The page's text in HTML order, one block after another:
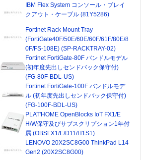
IBM Flex System コンソール・ブレイ
クアウト・ケーブル (81Y5286)
Fortinet Rack Mount Tray
(FortiGate40F/50E/60E/60F/61F/80E/8
0F/FS-108E) (SP-RACKTRAY-02)
Fortinet FortiGate-80F バンドルモデル
(初年度先出しセンドバック保守付)
(FG-80F-BDL-US)
Fortinet FortiGate-100F バンドルモデ
ル (初年度先出しセンドバック保守付)
(FG-100F-BDL-US)
PLAT'HOME OpenBlocks IoT FX1/E
H/W保守及びサブスクリプション1年付
属 (OBSFX1/E/D11/H1S1)
LENOVO 20X2SC8G00 ThinkPad L14
Gen2 (20X2SC8G00)